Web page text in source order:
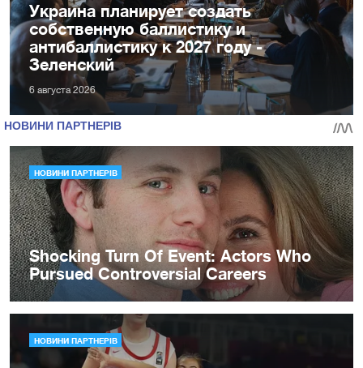
Украина планирует создать
собственную баллистику и
антибаллистику к 2027 году -
Зеленский
6 августа 2026